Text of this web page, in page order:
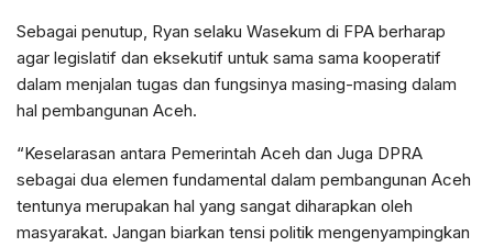
Sebagai penutup, Ryan selaku Wasekum di FPA berharap
agar legislatif dan eksekutif untuk sama sama kooperatif
dalam menjalan tugas dan fungsinya masing-masing dalam
hal pembangunan Aceh.
“Keselarasan antara Pemerintah Aceh dan Juga DPRA
sebagai dua elemen fundamental dalam pembangunan Aceh
tentunya merupakan hal yang sangat diharapkan oleh
masyarakat. Jangan biarkan tensi politik mengenyampingkan